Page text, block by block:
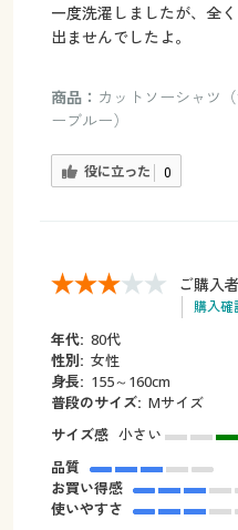
一度洗濯しましたが、全
出ませんでしたよ。
商品： カットソーシャツ
ーブルー）
役に立った 0
ご購入
購入確
年代: 80代
性別: 女性
身長: 155～160cm
普段のサイズ: Мサイズ
サイズ感 小さい
品質
お買い得感
使いやすさ